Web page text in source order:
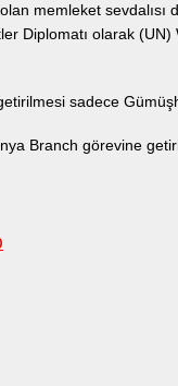
memleket sevdalısı
Diplomatı olarak (UN)
sadece
Branch görevine